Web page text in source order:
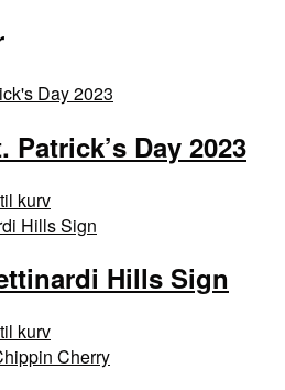
Day 2023
kurv
Hills Sign
kurv